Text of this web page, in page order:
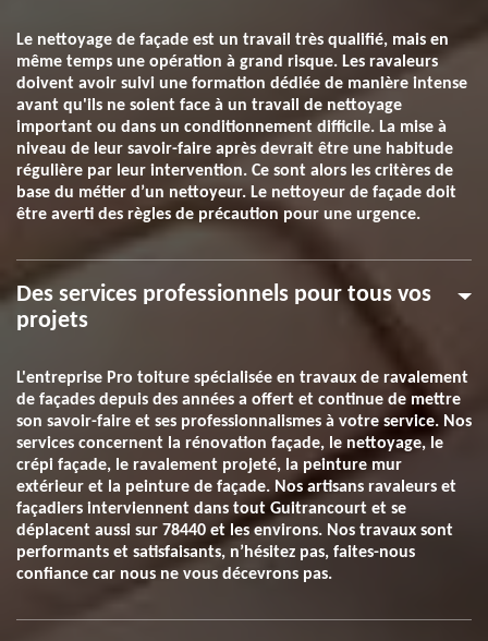
Le nettoyage de façade est un travail très qualifié, mais en
même temps une opération à grand risque. Les ravaleurs
doivent avoir suivi une formation dédiée de manière intense
avant qu'ils ne soient face à un travail de nettoyage
important ou dans un conditionnement difficile. La mise à
niveau de leur savoir-faire après devrait être une habitude
régulière par leur intervention. Ce sont alors les critères de
base du métier d’un nettoyeur. Le nettoyeur de façade doit
être averti des règles de précaution pour une urgence.
Des services professionnels pour tous vos
projets
L'entreprise Pro toiture spécialisée en travaux de ravalement
de façades depuis des années a offert et continue de mettre
son savoir-faire et ses professionnalismes à votre service. Nos
services concernent la rénovation façade, le nettoyage, le
crépi façade, le ravalement projeté, la peinture mur
extérieur et la peinture de façade. Nos artisans ravaleurs et
façadiers interviennent dans tout Guitrancourt et se
déplacent aussi sur 78440 et les environs. Nos travaux sont
performants et satisfaisants, n’hésitez pas, faites-nous
confiance car nous ne vous décevrons pas.